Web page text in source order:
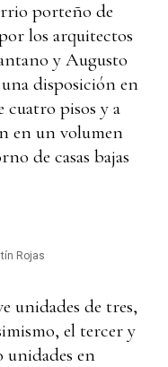
porteño de
los arquitectos
y Augusto
disposición en
cuatro pisos y a
en un volumen
de casas bajas
Rojas
unidades de tres,
el tercer y
en